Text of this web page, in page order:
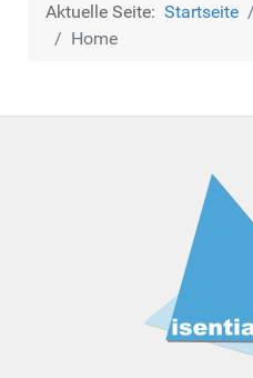
Aktuelle Seite: Startseite
Home